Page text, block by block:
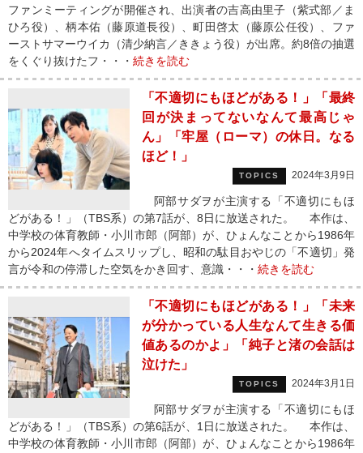
ファンミーティングが開催され、出演者の吉高由里子（紫式部／ま
ひろ役）、柄本佑（藤原道長役）、町田啓太（藤原公任役）、ファ
ーストサマーウイカ（清少納言／ききょう役）が出席。約8倍の抽選
をくぐり抜けたフ・・・ 続きを読む
「不適切にもほどがある！」「最終
回が決まってないなんて最高じゃ
ん」「牢屋（ローマ）の休日。なる
ほど！」
TOPICS 2024年3月9日
阿部サダヲが主演する「不適切にもほ
どがある！」（TBS系）の第7話が、8日に放送された。 本作は、
中学校の体育教師・小川市郎（阿部）が、ひょんなことから1986年
から2024年へタイムスリップし、昭和の駄目おやじの「不適切」発
言が令和の停滞した空気をかき回す、意識・・・ 続きを読む
「不適切にもほどがある！」「未来
が分かっている人生なんて生きる価
値あるのかよ」「純子と渚の会話は
泣けた」
TOPICS 2024年3月1日
阿部サダヲが主演する「不適切にもほ
どがある！」（TBS系）の第6話が、1日に放送された。 本作は、
中学校の体育教師・小川市郎（阿部）が、ひょんなことから1986年